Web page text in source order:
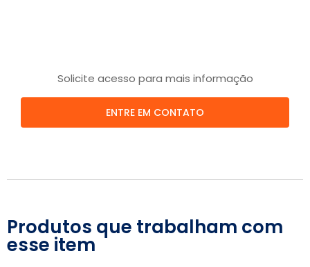
Solicite acesso para mais informação
ENTRE EM CONTATO
Produtos que trabalham com
esse item